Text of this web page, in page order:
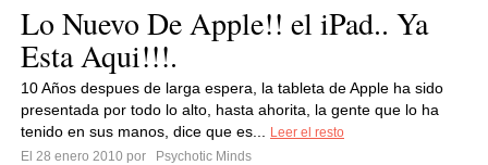
Lo Nuevo De Apple!! el iPad.. Ya
Esta Aqui!!!.
10 Años despues de larga espera, la tableta de Apple ha sido
presentada por todo lo alto, hasta ahorita, la gente que lo ha
tenido en sus manos, dice que es...
Leer el resto
El 28 enero 2010 por
Psychotic Minds